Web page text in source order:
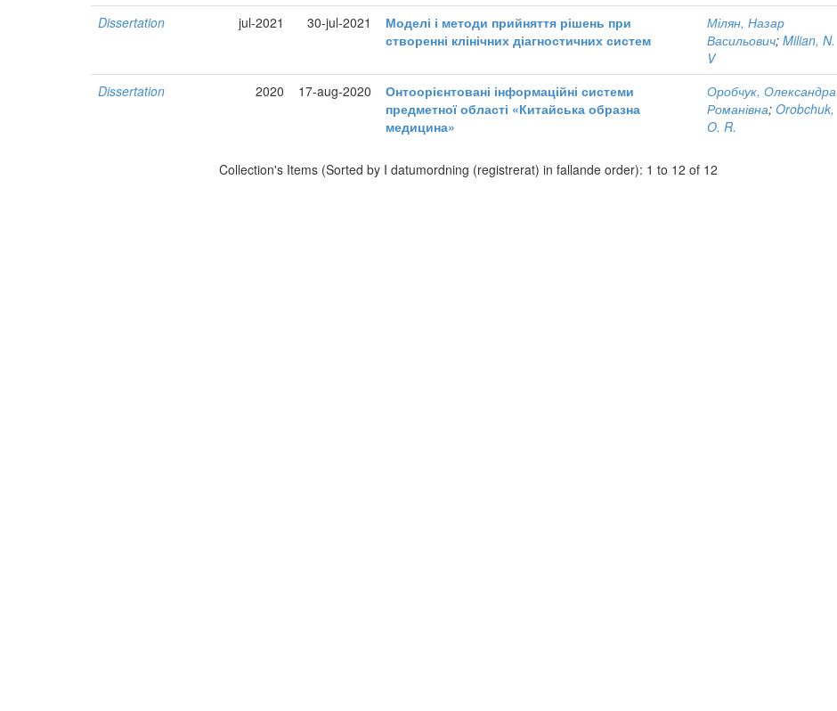
Dissertation jul-2021 30-jul-2021
Моделі і методи прийняття рішень при
створенні клінічних діагностичних систем
Мілян, Назар
Васильович;Milian, N.
V
Dissertation
2020 17-aug-2020
Онтоорієнтовані інформаційні системи
предметної області «Китайська образна
медицина»
Оробчук, Олександра
Романівна;Orobchuk,
O. R.
Collection's Items (Sorted by I datumordning (registrerat) in fallande order): 1 to 12 of 12